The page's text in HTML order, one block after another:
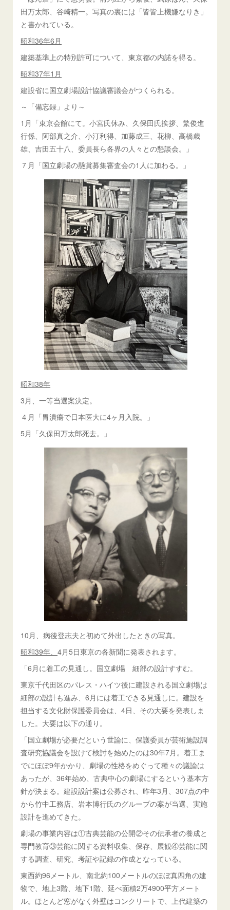
田万太郎、谷崎精一。写真の裏には「皆皆上機嫌なりき」
と書かれている。
昭和36年6月
建築基準上の特別許可について、東京都の内諾を得る。
昭和37年1月
建設省に国立劇場設計協議審議会がつくられる。
～「備忘録」より～
1月「東京会館にて。小宮氏休み、久保田氏挨拶、繁俊進
行係、阿部真之介、小汀利得、加藤成三、花柳、高橋歳
雄、吉田五十八、委員長ら各界の人々との懇談会。」
７月「国立劇場の懸賞募集審査会の1人に加わる。」
昭和38年
3月、一等当選案決定。
４月「胃潰瘍で日本医大に4ヶ月入院。」
5月「久保田万太郎死去。」
10月、病後登志夫と初めて外出したときの写真。
昭和39年、4月5日東京の各新聞に発表されます。
「6月に着工の見通し。国立劇場 細部の設計すすむ。
東京千代田区のパレス・ハイツ後に建設される国立劇場は
細部の設計も進み、6月には着工できる見通しに。建設を
担当する文化財保護委員会は、4日、その大要を発表しま
した。大要は以下の通り。
「国立劇場が必要だという世論に、保護委員が芸術施設調
査研究協議会を設けて検討を始めたのは30年7月。着工ま
でにほぼ9年かかり、劇場の性格をめぐって種々の議論は
あったが、36年始め、古典中心の劇場にするという基本方
針が決まる。建設設計案は公募され、昨年3月、307点の中
から竹中工務店、岩本博行氏のグループの案が当選、実施
設計を進めてきた。
劇場の事業内容は①古典芸能の公開②その伝承者の養成と
専門教育③芸能に関する資料収集、保存、展観④芸能に関
する調査、研究、考証や記録の作成となっている。
東西約96メートル、南北約100メートルのほぼ真四角の建
物で、地上3階、地下1階、延べ面積2万4900平方メート
ル。ほとんど窓がなく外壁はコンクリートで、上代建築の